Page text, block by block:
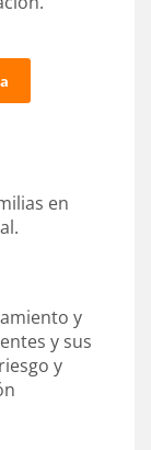
en
y
y sus
y